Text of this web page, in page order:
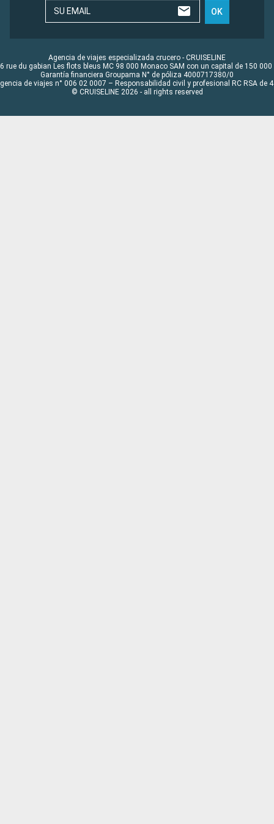
SU EMAIL OK
Agencia de viajes especializada crucero - CRUISELINE
rue du gabian Les flots bleus MC 98 000 Monaco SAM con un capital de 150 000
Garantía financiera Groupama N° de póliza 4000717380/0
de viajes n° 006 02 0007 – Responsabilidad civil y profesional RC RSA de
© CRUISELINE 2026 - all rights reserved